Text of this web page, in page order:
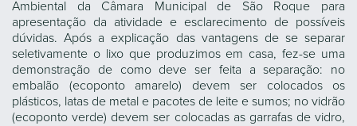
Ambiental da Câmara Municipal de São Roque para
apresentação da atividade e esclarecimento de possíveis
dúvidas. Após a explicação das vantagens de se separar
seletivamente o lixo que produzimos em casa, fez-se uma
demonstração de como deve ser feita a separação: no
embalão (ecoponto amarelo) devem ser colocados os
plásticos, latas de metal e pacotes de leite e sumos; no vidrão
(ecoponto verde) devem ser colocadas as garrafas de vidro,